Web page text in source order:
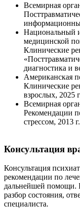
Всемирная
Национальный
медицинской
Клинические
диагностика и
Американская
Клинические
взрослых, 2025
Всемирная
Рекомендации
стрессом, 2013 г.
Консультация
Консультация
рекомендации по
дальнейшей помощи.
разбор состояния,
специалиста.